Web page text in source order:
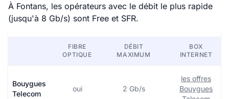
À Fontans, les opérateurs avec le débit le plus rapide
(jusqu'à 8 Gb/s) sont Free et SFR.
FIBRE
OPTIQUE
DÉBIT
MAXIMUM
BOX
INTERNET
Bouygues
Telecom
oui 2 Gb/s
les offres
Bouygues